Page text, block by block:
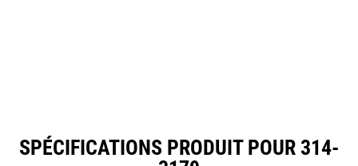
SPÉCIFICATIONS PRODUIT POUR 314-